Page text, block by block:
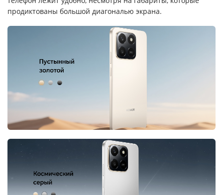
продиктованы большой диагональю экрана.